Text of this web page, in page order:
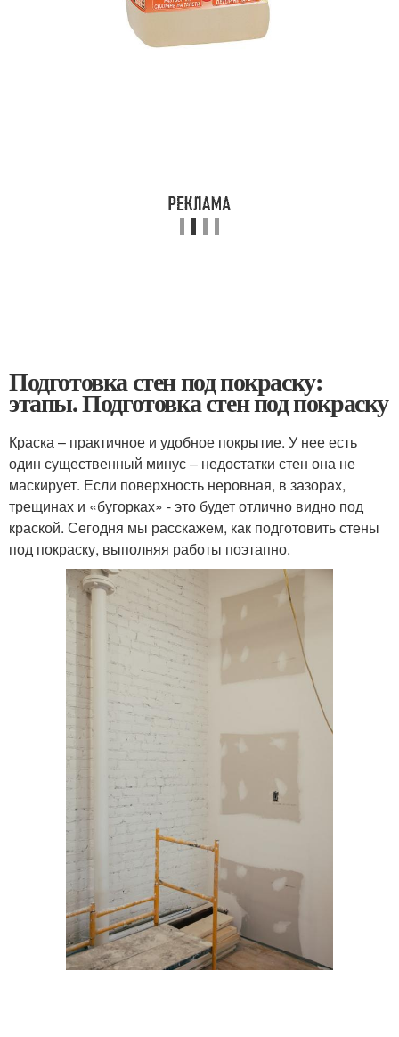
Подготовка стен под покраску:
этапы. Подготовка стен под покраску
Краска – практичное и удобное покрытие. У нее есть
один существенный минус – недостатки стен она не
маскирует. Если поверхность неровная, в зазорах,
трещинах и «бугорках» - это будет отлично видно под
краской. Сегодня мы расскажем, как подготовить стены
под покраску, выполняя работы поэтапно.